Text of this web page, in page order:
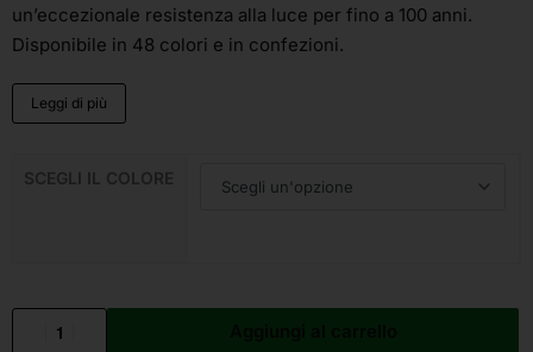
un’eccezionale resistenza alla luce per fino a 100 anni.
Disponibile in 48 colori e in confezioni.
Leggi di più
SCEGLI IL COLORE